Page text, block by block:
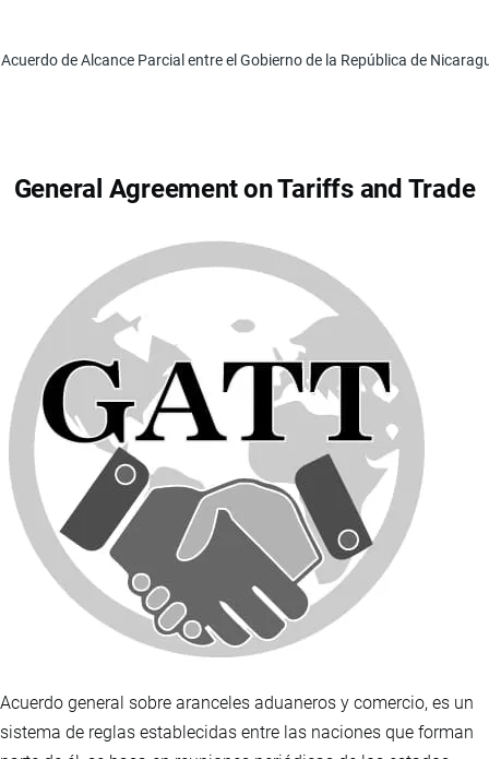
Acuerdo de Alcance Parcial entre el Gobierno de la República de
General Agreement on Tariffs and Trade
Acuerdo general sobre aranceles aduaneros y comercio, es un
sistema de reglas establecidas entre las naciones que forman